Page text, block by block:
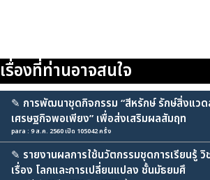
เรื่องที่ท่านอาจสนใจ
✎ การพัฒนาชุดกิจกรรม “สีหรักษ์ รักษ์สิ่งแว
เศรษฐกิจพอเพียง” เพื่อส่งเสริมผลสัมฤท
para : 9 ส.ค. 2560 เปิด 105042 ครั้ง
✎ รายงานผลการใช้นวัตกรรมชุดการเรียนรู้
เรื่อง โลกและการเปลี่ยนแปลง ชั้นมัธยมศึ